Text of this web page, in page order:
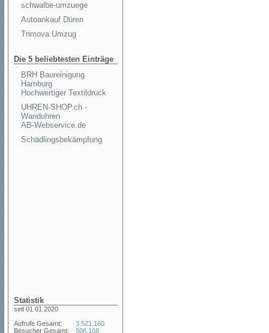
schwalbe-umzuege
Autoankauf Düren
Trimova Umzug
Die 5 beliebtesten Einträge
BRH Baureinigung
Hamburg
Hochwertiger Textildruck
UHREN-SHOP.ch -
Wanduhren
AB-Webservice.de
Schädlingsbekämpfung
Statistik
seit 01.01.2020
Aufrufe Gesamt:
Besucher Gesamt:
3.521.160
506.168